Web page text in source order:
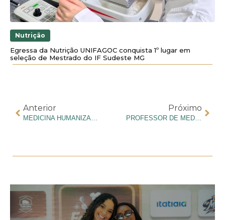
Nutrição
Egressa da Nutrição UNIFAGOC conquista 1º lugar em
seleção de Mestrado do IF Sudeste MG
Anterior
MEDICINA HUMANIZADA: POR QUE ELA É ESSENCIAL NA FORMAÇÃO MÉDICA
Próximo
PROFESSOR DE MEDICINA: COMO É O MERCADO DE TRABALHO PARA QUEM QUER SEGUIR A CARREIRA ACADÊMICA?